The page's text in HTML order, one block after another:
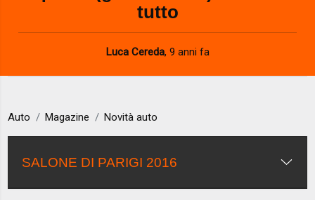
i
d
e
tutto
Luca Cereda, 9 anni fa
Auto Magazine Novità auto
SALONE DI PARIGI 2016